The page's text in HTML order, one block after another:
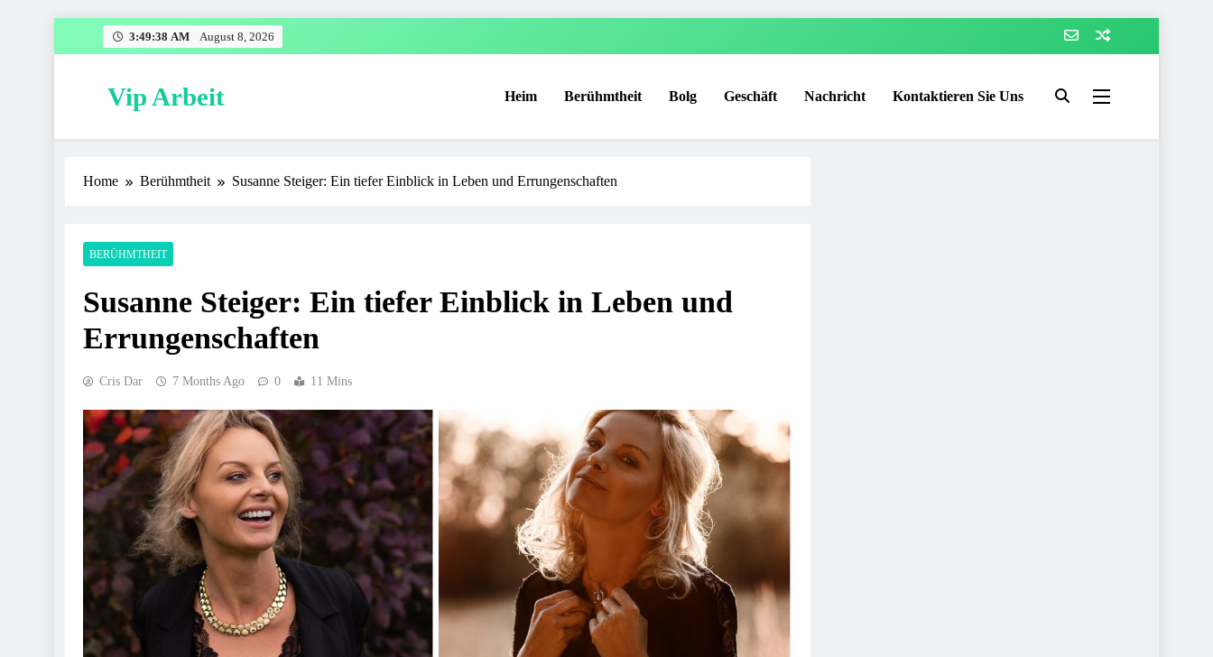
3:49:39 AM August 8, 2026
Vip Arbeit Heim Berühmtheit Bolg Geschäft Nachricht Kontaktieren Sie Uns
Home Berühmtheit Susanne Steiger: Ein tiefer Einblick in Leben und Errungenschaften
BERÜHMTHEIT
Susanne Steiger: Ein tiefer Einblick in Leben und
Errungenschaften
Cris Dar 7 Months Ago 0 11 Mins